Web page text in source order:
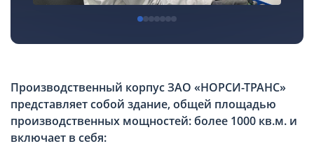
Производственный корпус ЗАО «НОРСИ-ТРАНС»
представляет собой здание, общей площадью
производственных мощностей: более 1000 кв.м. и
включает в себя: